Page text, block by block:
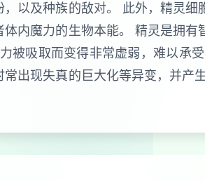
以及种族的敌对。 此外，精灵
内魔力的生物本能。 精灵是拥
被吸取而变得非常虚弱，难以承
出现失真的巨大化等异变，并产